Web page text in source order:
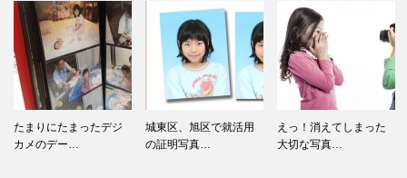
たまりにたまったデジ
カメのデー…
城東区、旭区で就活用
の証明写真…
えっ！消えてしまった
大切な写真…